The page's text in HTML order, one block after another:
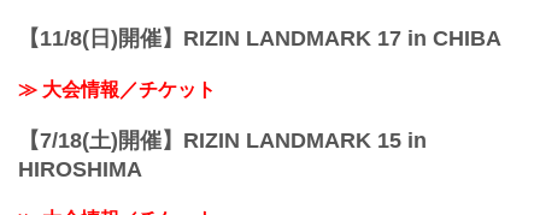
【11/8(日)開催】RIZIN LANDMARK 17 in CHIBA
≫ 大会情報／チケット
【7/18(土)開催】RIZIN LANDMARK 15 in
HIROSHIMA